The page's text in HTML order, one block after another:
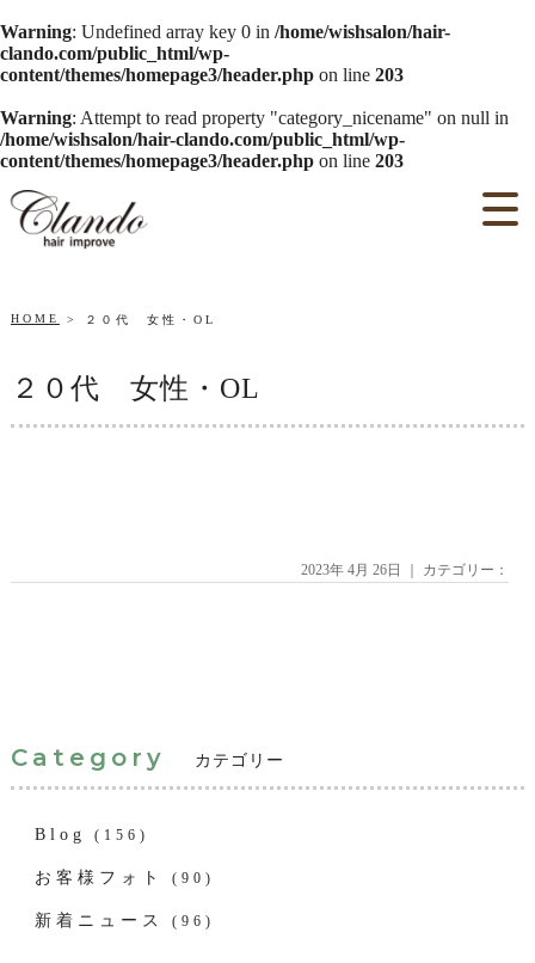
Warning: Undefined array key 0 in /home/wishsalon/hair-
clando.com/public_html/wp-
content/themes/homepage3/header.php on line 203
Warning: Attempt to read property "category_nicename" on null in
/home/wishsalon/hair-clando.com/public_html/wp-
content/themes/homepage3/header.php on line 203
HOME ２０代 女性・OL
２０代 女性・OL
2023年 4月 26日 ｜ カテゴリー：
Category カテゴリー
Blog (156)
お客様フォト (90)
新着ニュース (96)